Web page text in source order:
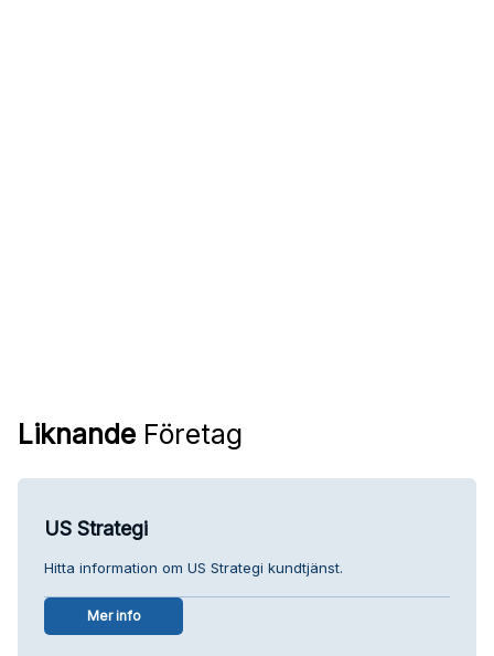
Liknande Företag
US Strategi
Hitta information om US Strategi kundtjänst.
Mer info